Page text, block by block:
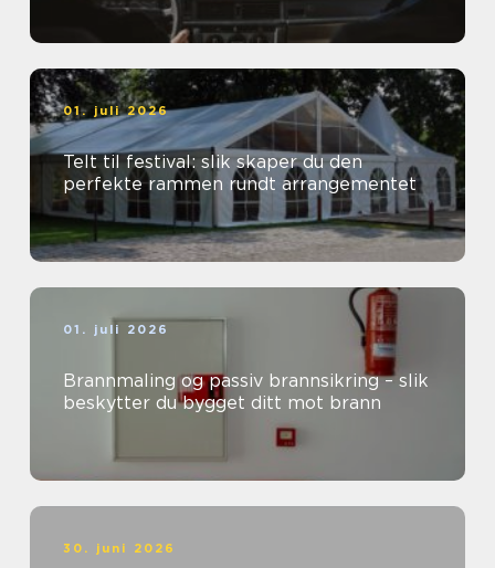
01. juli 2026
Telt til festival: slik skaper du den
perfekte rammen rundt arrangementet
01. juli 2026
Brannmaling og passiv brannsikring – slik
beskytter du bygget ditt mot brann
30. juni 2026